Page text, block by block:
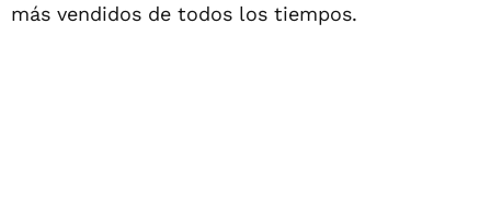
más vendidos de todos los tiempos.